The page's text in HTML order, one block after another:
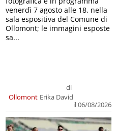
Ollomont
di
Erika David
il 06/08/2026
venerdì 7 agosto alle 18, nella
sala espositiva del Comune di
Ollomont; le immagini esposte
sa...